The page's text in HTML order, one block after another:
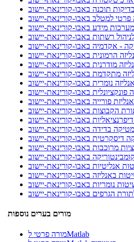
תוכנה באבו-קורינאת-יישוב
פרטי למטלב באבו-קורינאת-יישוב
מידע באבו-קורינאת-יישוב
רשתות באבו-קורינאת-יישוב
- אקדמיה באבו-קורינאת-יישוב
הרמונית באבו-קורינאת-יישוב
מודרנית באבו-קורינאת-יישוב
מתקדמת באבו-קורינאת-יישוב
נומרית באבו-קורינאת-יישוב
פונקציונלית באבו-קורינאת-יישוב
פורייה באבו-קורינאת-יישוב
הקבוצות באבו-קורינאת-יישוב
באבו-קורינאת-יישוב
בדידה באבו-קורינאת-יישוב
דיסקרטית באבו-קורינאת-יישוב
מרוכבות באבו-קורינאת-יישוב
באבו-קורינאת-יישוב
אנליטיות באבו-קורינאת-יישוב
באנליזה באבו-קורינאת-יישוב
נומריות באבו-קורינאת-יישוב
הגרפים באבו-קורינאת-יישוב
מורים בערים נוספות
מורה פרטי לMatlab